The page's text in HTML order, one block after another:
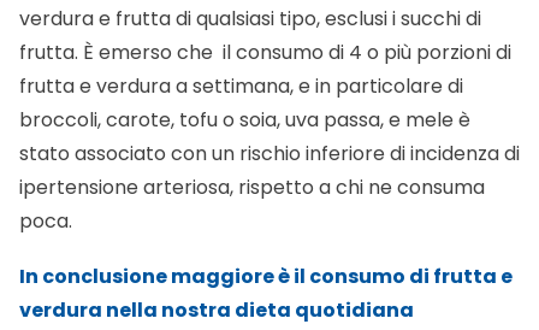
verdura e frutta di qualsiasi tipo, esclusi i succhi di
frutta. È emerso che il consumo di 4 o più porzioni di
frutta e verdura a settimana, e in particolare di
broccoli, carote, tofu o soia, uva passa, e mele è
stato associato con un rischio inferiore di incidenza di
ipertensione arteriosa, rispetto a chi ne consuma
poca.
In conclusione maggiore è il consumo di frutta e
verdura nella nostra dieta quotidiana